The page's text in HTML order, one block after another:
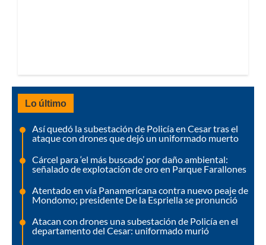
Lo último
Así quedó la subestación de Policía en Cesar tras el
ataque con drones que dejó un uniformado muerto
Cárcel para ‘el más buscado’ por daño ambiental:
señalado de explotación de oro en Parque Farallones
Atentado en vía Panamericana contra nuevo peaje de
Mondomo; presidente De la Espriella se pronunció
Atacan con drones una subestación de Policía en el
departamento del Cesar: uniformado murió